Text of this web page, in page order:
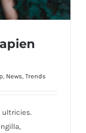
, News, Trends
ultricies.